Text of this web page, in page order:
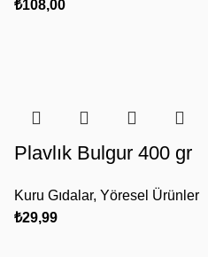
₺108,00
Plavlık Bulgur 400 gr
Kuru Gıdalar, Yöresel Ürünler
₺29,99